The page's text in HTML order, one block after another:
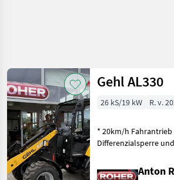
Kategória 4 Krajina Filtre
AKTUÁLNA
CESTA
poľnohospodárska
technika
Ostatne
Resetovať
Zobraziť
14
výsledkov
Gehl AL330
26 kS/19 kW R. v.
* 20km/h
Differenzialsperre
gefederter Fahrersitz *